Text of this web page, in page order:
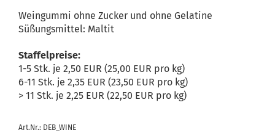
Weingummi ohne Zucker und ohne Gelatine
Süßungsmittel: Maltit
Staffelpreise:
1-5 Stk. je 2,50 EUR (25,00 EUR pro kg)
6-11 Stk. je 2,35 EUR (23,50 EUR pro kg)
> 11 Stk. je 2,25 EUR (22,50 EUR pro kg)
Art.Nr.: DEB_WINE